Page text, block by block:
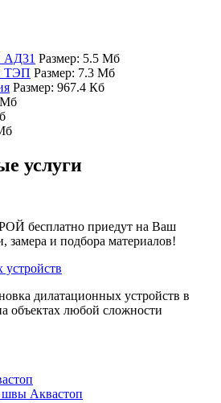
АД31 Размер: 5.5 Мб
ТЭП Размер: 7.3 Мб
Размер: 967.4 Кб
Мб
услуги
бесплатно приедут на Ваш
замера и подбора материалов!
дилатационных устройств в
объектах любой сложности
Аквастоп